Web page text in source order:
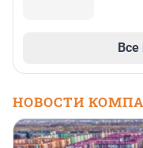
НОВОСТИ